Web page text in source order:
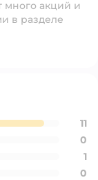
много акций и
в разделе
11
0
1
0